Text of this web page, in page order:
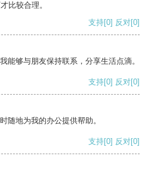
比较合理。
支持[0] 反对[0]
能够与朋友保持联系，分享生活点滴。
支持[0] 反对[0]
随地为我的办公提供帮助。
支持[0] 反对[0]